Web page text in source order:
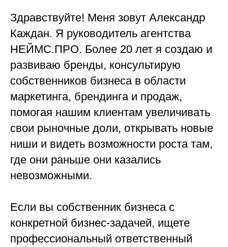
Здравствуйте! Меня зовут Александр
Каждан. Я руководитель агентства
НЕЙМС.ПРО. Более 20 лет я создаю и
развиваю бренды, консультирую
собственников бизнеса в области
маркетинга, брендинга и продаж,
помогая нашим клиентам увеличивать
свои рыночные доли, открывать новые
ниши и видеть возможности роста там,
где они раньше они казались
невозможными.
Если вы собственник бизнеса с
конкретной бизнес-задачей, ищете
профессиональный ответственный